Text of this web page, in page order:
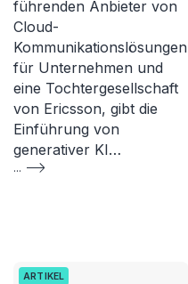
führenden Anbieter von
Cloud-
Kommunikationslösungen
für Unternehmen und
eine Tochtergesellschaft
von Ericsson, gibt die
Einführung von
generativer KI…
...
ARTIKEL